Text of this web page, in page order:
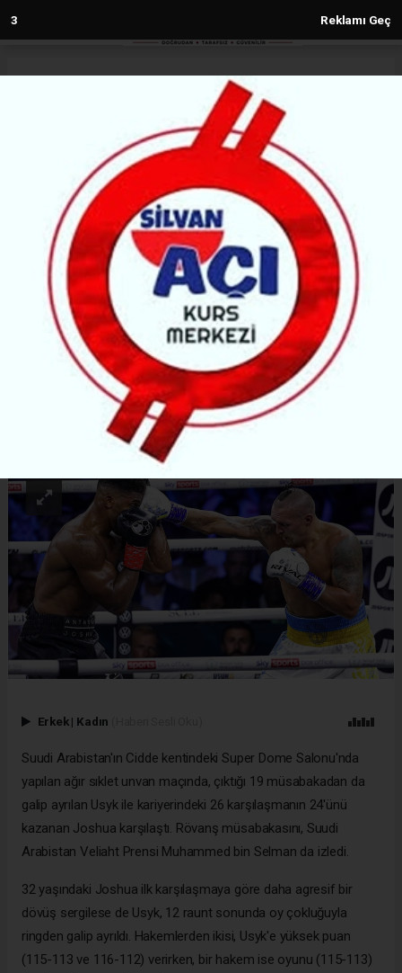
2 Reklamı Geç
Ukraynalı boksör Usyk unvanlarını
korudu
SPOR
22.08.2022 - 14:18, Güncelleme: 13.04.2023 - 10:46
5453+ kez okundu.
Ukraynalı Oleksandr Usyk, Büyük Britanyalı Anthony
Joshua'yı yenerek Dünya Boks Birliği (WBA), Dünya
Boks Organizasyonu (WBO), Uluslararası Boks
Federasyonu (IB
ABONE OL
Erkek | Kadın
Suudi Arabistan'ın Cidde kentindeki Super Dome Salonu'nda
yapılan ağır sıklet unvan maçında, çıktığı 19 müsabakadan da
galip ayrılan Usyk ile kariyerindeki 26 karşılaşmanın 24'ünü
kazanan Joshua karşılaştı. Rövanş müsabakasını, Suudi
Arabistan Veliaht Prensi Muhammed bin Selman da izledi.
32 yaşındaki Joshua ilk karşılaşmaya göre daha agresif bir
dövüş sergilese de Usyk, 12 raunt sonunda oy çokluğuyla
ringden galip ayrıldı. Hakemlerden ikisi, Usyk'e yüksek puan
(115-113 ve 116-112) verirken, bir hakem ise oyunu (115-113)